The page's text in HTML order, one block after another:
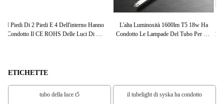
Risparmio Energetico 5000K/6000K
130lm/w Della Luce Della Metropolitana
80 Watt 4 Piedi Di Metropolitana Di T5
LED Accendono Eco Amichevole Per La
ETICHETTE
tubo della luce t5 il tubelight di syska ha condotto